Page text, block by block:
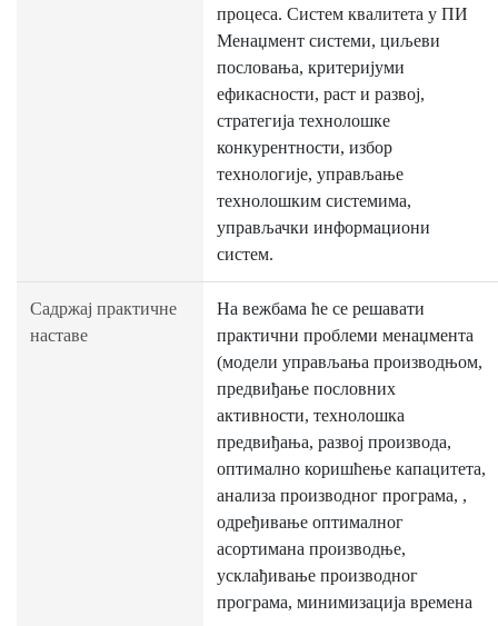
процеса. Систем квалитета у ПИ
Менаџмент системи, циљеви
пословања, критеријуми
ефикасности, раст и развој,
стратегија технолошке
конкурентности, избор
технологије, управљање
технолошким системима,
управљачки информациони
систем.
Садржај практичне
наставе
На вежбама ће се решавати
практични проблеми менаџмента
(модели управљања производњом,
предвиђање пословних
активности, технолошка
предвиђања, развој производа,
оптимално коришћење капацитета,
анализа производног програма, ,
одређивање оптималног
асортимана производње,
усклађивање производног
програма, минимизација времена